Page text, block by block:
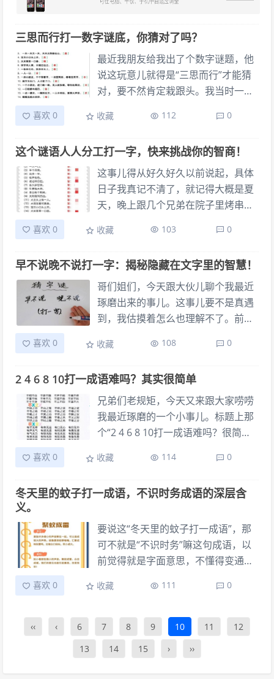
有关呗。 我先是从最直接的字面意思
关。牛要是去喝水，是不是“饮水思
源”？但是不对，这里多了一个关键的
“打”字。牛会在河边“打”什么？打水
花？“水花四溅”？可这也不是成语。
败俱伤”？这牛自己跟谁打？我也想过
全搭不上边。我越想越觉得不对劲，
侄子就在旁边咯咯地笑，看我抓耳挠
腮。
三思而行打一数字谜底，你猜对了吗？
最近我朋友给我出了个数字谜题，他
说这玩意儿就得是“三思而行”才能猜
对，要不然肯定栽跟头。我当时一
是一个数字谜底嘛能有多复杂？结
明白。 第一次思考：直觉先行 我当时
拿到这个谜题，他先是跟我念叨了一
串数字：七、八、九，然后他停顿了
一下，再补了一句“二三”，问我：“这
个？” 我一听，七八九，二三。脑子
的嘛七八九，那后面不是十吗？或者
他是不是在玩什么数列，比如七八
九，然后隔了两位，又从二三开始？
那我可能会猜五或者六，补全那个空
梗，七八九，那不就是“吃饱酒”或者
对路。
喜欢 0 收藏 112 0
这个谜语人人分工打一字，快来挑战你的智商！
这事儿得从好久好久以前说起，具体
日子我真记不清了，就记得大概是夏
天，晚上跟几个兄弟在院子里烤串
着聊着，其中一个哥们儿，也不知道
语：“人人分工打一字。” 当时我们几
个一听，都觉得这不简单嘛“人人分
工”，那不就是说好多人干事儿呗？肯
定是个跟“人”字沾边的字。于是乎，
了。 有人说是“众”，因为三个“人”摞
是“合”，觉得“分工”了就得“合作”，
“合”字看着也挺像那么回事儿的。
喜欢 0 收藏 103 0
早不说晚不说打一字：揭秘隐藏在文字里的智慧！
哥们姐们，今天跟大伙儿聊个我最近
琢磨出来的事儿。这事儿要不是真遇
到，我估摸着怎么也理解不了。前段
胡同似的，怎么都绕不出来。 那会儿
杂，但就是感觉处处卡壳，怎么推进
怎么不顺。每天坐在电脑前，看着屏
幕上的代码，感觉就跟一堵墙似的，
根本不知道从哪儿下手，往哪儿走。
天都觉得自己像是在跑马拉松，可怎
前冲，结果，不是撞南墙就是掉坑
爆发，可眼瞅着 deadline 越来越
近，心里那股子慌，真是夜不能寐。
喜欢 0 收藏 108 0
2 4 6 8 10打一成语难吗？其实很简单
兄弟们老规矩，今天又来跟大家唠唠
我最近琢磨的一个小事儿。标题上那
个“2 4 6 8 10打一成语难吗？很简
记录。 这事儿得从上个月说起。那天
然冒出来一句：“老公，问你个脑筋急
语是什么？”我当时正在刷手机，头也
没抬，随口就回了一句：“那不是简简
单单，不就一串数字嘛” 您也知道，
小意思的，总觉得里面藏着点什么。
了，说：“你要是能直接说出来，我这
辈子都服你。”这下我可来劲了，立马
放下手机，眼睛盯着电视屏幕，脑子
里可就开始转了。我寻思着，这不就
喜欢 0 收藏 114 0
冬天里的蚊子打一成语，不识时务成语的深层含
义。
要说这“冬天里的蚊子打一成语”，那
可不就是“不识时务”嘛这句成语，以
前觉得就是字面意思，不懂得变通
才真真切切地体会到，这“不识时务”
啥知道这些？那可是一段说起来都替
人家捏把汗的经历。 那年头，我刚从
老东家那边出来，想着自己也折腾点
后来有个朋友拉我入伙，说要搞个小
喜欢 0 收藏 111 0
‹‹ ‹ 6 7 8 9 10 11
12
13
14 15 › ››